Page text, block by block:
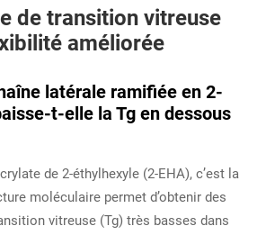
de transition vitreuse
améliorée
latérale ramifiée en 2-
t-elle la Tg en dessous
de 2-éthylhexyle (2-EHA), c’est la
moléculaire permet d’obtenir des
vitreuse (Tg) très basses dans